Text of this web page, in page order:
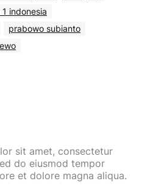
1 indonesia
prabowo subianto
sit amet, consectetur
do eiusmod tempor
et dolore magna aliqua.